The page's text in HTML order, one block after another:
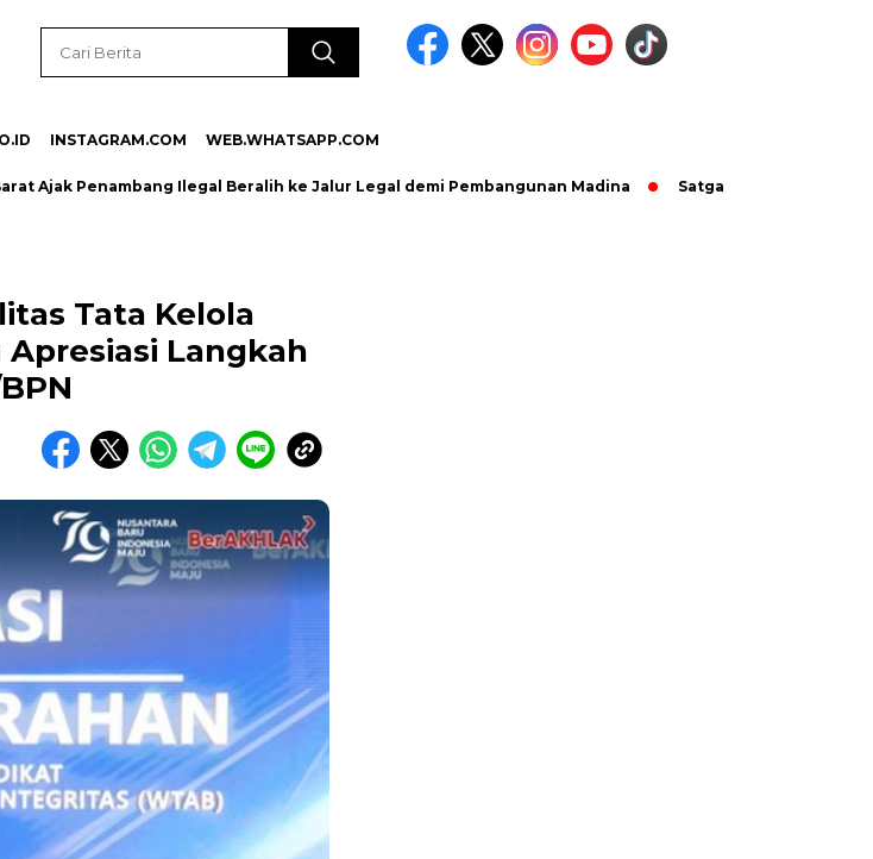
INSTAGRAM.COM WEB.WHATSAPP.COM
Ilegal Beralih ke Jalur Legal demi Pembangunan Madina Satgas TMMD dan Warga
Tata Kelola
Langkah